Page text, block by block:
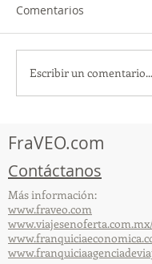
participó en la
Comentarios
Escribir un comentario...
FraVEO.com
Contáctanos
Más información:
www.fraveo.com